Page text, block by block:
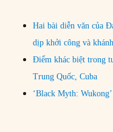
Hai bài diễn văn của
dịp khởi công và
Điểm khác biệt trong
Trung Quốc, Cuba
‘Black Myth: